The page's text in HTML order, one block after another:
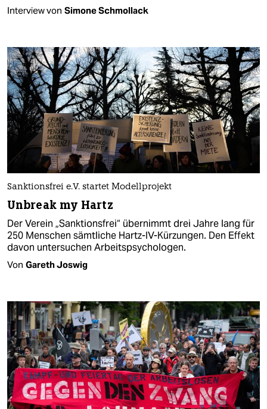
Interview von Simone Schmollack
Sanktionsfrei e.V. startet Modellprojekt
Unbreak my Hartz
Der Verein „Sanktionsfrei“ übernimmt drei Jahre lang für
250 Menschen sämtliche Hartz-IV-Kürzungen. Den Effekt
davon untersuchen Arbeitspsychologen.
Von Gareth Joswig